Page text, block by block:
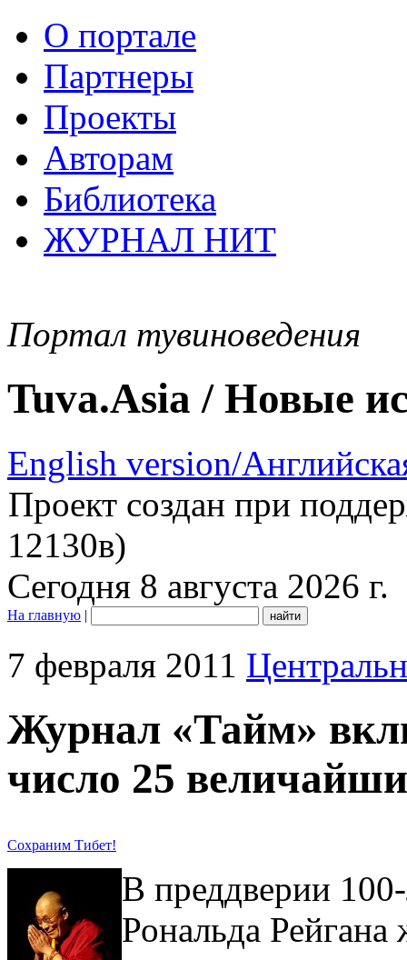
О портале
Партнеры
Проекты
Авторам
Библиотека
ЖУРНАЛ НИТ
Портал тувиноведения
Tuva.Asia / Новые
English version/
Проект создан при
12130в)
Сегодня 8 августа 2026 г.
На главную |
7 февраля 2011
Журнал «Тайм»
число 25
Сохраним Тибет!
В преддверии
Рональда